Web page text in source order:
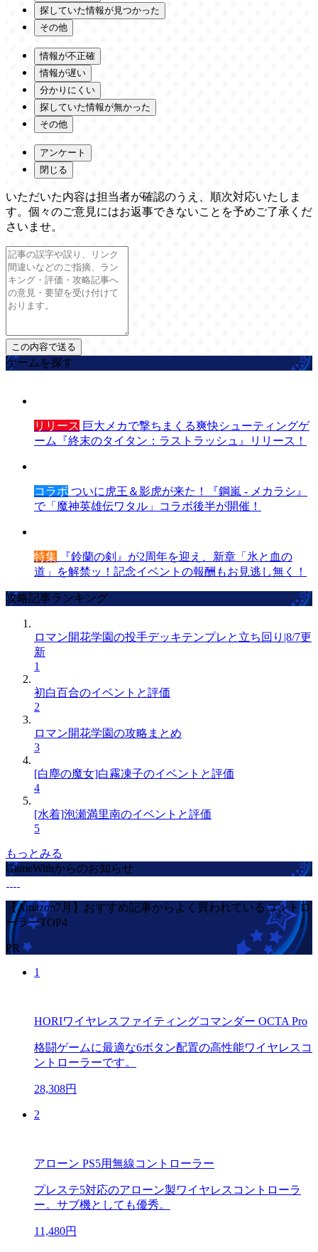
探していた情報が見つかった
その他
情報が不正確
情報が遅い
分かりにくい
探していた情報が無かった
その他
アンケート
閉じる
いただいた内容は担当者が確認のうえ、順次対応いたしま
す。個々のご意見にはお返事できないことを予めご了承くだ
さいませ。
ゲームを探す
リリース 巨大メカで撃ちまくる爽快シューティングゲ
ーム『終末のタイタン：ラストラッシュ』リリース！
コラボ ついに虎王＆影虎が来た！『鋼嵐 - メカラシ』
で「魔神英雄伝ワタル」コラボ後半が開催！
特集 『鈴蘭の剣』が2周年を迎え、新章「氷と血の
道」を解禁ッ！記念イベントの報酬もお見逃し無く！
攻略記事ランキング
ロマン開花学園の投手デッキテンプレと立ち回り|8/7更
新
1
初白百合のイベントと評価
2
ロマン開花学園の攻略まとめ
3
[白塵の魔女]白霧凍子のイベントと評価
4
[水着]泡瀬満里南のイベントと評価
5
もっとみる
GameWithからのお知らせ
【Amazon7月】おすすめ記事からよく買われているコントロ
ーラーTOP4
PR
1
HORIワイヤレスファイティングコマンダー OCTA Pro
格闘ゲームに最適な6ボタン配置の高性能ワイヤレスコ
ントローラーです。
28,308円
2
アローン PS5用無線コントローラー
プレステ5対応のアローン製ワイヤレスコントローラ
ー。サブ機としても優秀。
11,480円